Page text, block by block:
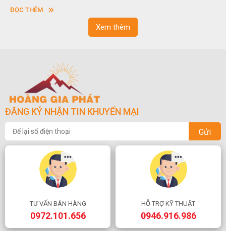
vuông hoặc hình chữ nhật và có độ dày khác nhau.
ĐỌC THÊM
Xem thêm
ĐĂNG KÝ NHẬN TIN KHUYẾN MẠI
Gửi
TƯ VẤN BÁN HÀNG
0972.101.656
HỖ TRỢ KỸ THUẬT
0946.916.986